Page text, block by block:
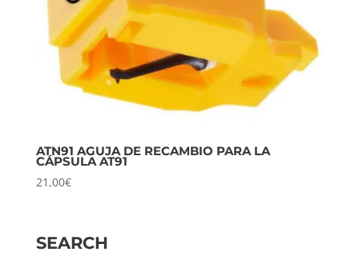
ATN91 AGUJA DE RECAMBIO PARA LA
CÁPSULA AT91
21,00€
SEARCH